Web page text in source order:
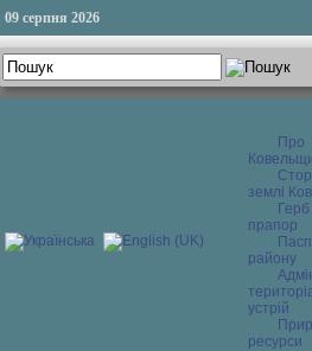
09 серпня 2026
Про
землі
прапор
району
устрій
ресурси